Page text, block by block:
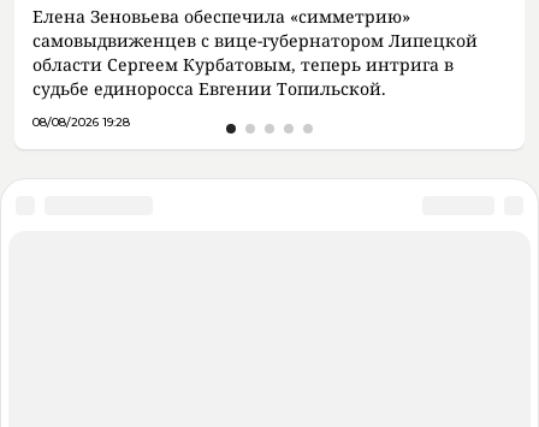
Елена Зеновьева обеспечила «симметрию»
самовыдвиженцев с вице-губернатором Липецкой
области Сергеем Курбатовым, теперь интрига в
судьбе единоросса Евгении Топильской.
08/08/2026 19:28